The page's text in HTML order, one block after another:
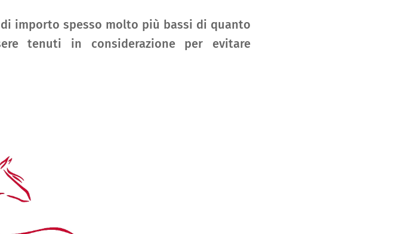
importo spesso molto più bassi di quanto
tenuti in considerazione per evitare